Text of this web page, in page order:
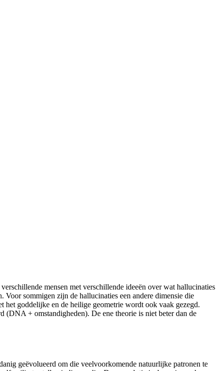
mensen met verschillende ideeën over wat hallucinaties
sommigen zijn de hallucinaties een andere dimensie die
het goddelijke en de heilige geometrie wordt ook vaak gezegd.
(DNA + omstandigheden). De ene theorie is niet beter dan de
geëvolueerd om die veelvoorkomende natuurlijke patronen te